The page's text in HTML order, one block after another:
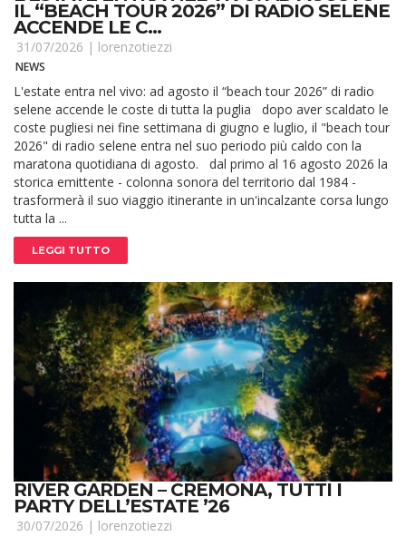
IL “BEACH TOUR 2026” DI RADIO SELENE
ACCENDE LE C...
31/07/2026 | lorenzotiezzi
NEWS
L'estate entra nel vivo: ad agosto il “beach tour 2026” di radio
selene accende le coste di tutta la puglia dopo aver scaldato le
coste pugliesi nei fine settimana di giugno e luglio, il "beach tour
2026" di radio selene entra nel suo periodo più caldo con la
maratona quotidiana di agosto. dal primo al 16 agosto 2026 la
storica emittente - colonna sonora del territorio dal 1984 -
trasformerà il suo viaggio itinerante in un'incalzante corsa lungo
tutta la ...
LEGGI TUTTO
RIVER GARDEN – CREMONA, TUTTI I
PARTY DELL’ESTATE ’26
30/07/2026 | lorenzotiezzi